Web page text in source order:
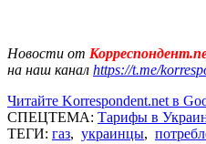
Новости от
на наш канал https://t.me/
Читайте Korrespondent.net в
СПЕЦТЕМА: Тарифы в
ТЕГИ: газ, украинцы,